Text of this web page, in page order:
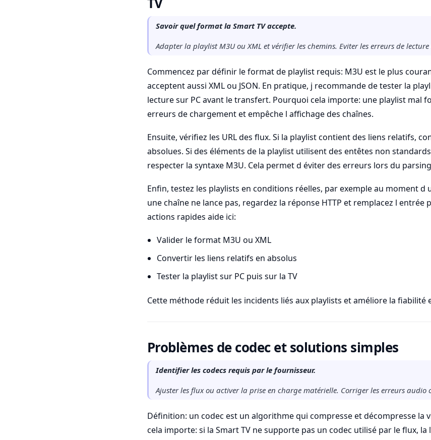
Savoir quel format la Smart TV accepte.
Adapter la playlist M3U ou XML et vérifier les chemins. Eviter les erreurs de
Commencez par définir le format de playlist requis: M3U est le plus
acceptent aussi XML ou JSON. En pratique, j recommande de tester la
lecture sur PC avant le transfert. Pourquoi cela importe: une playlist mal
erreurs de chargement et empêche l affichage des chaînes.
Ensuite, vérifiez les URL des flux. Si la playlist contient des liens relatifs,
absolues. Si des éléments de la playlist utilisent des entêtes non
respecter la syntaxe M3U. Cela permet d éviter des erreurs lors du
Enfin, testez les playlists en conditions réelles, par exemple au moment d
une chaîne ne lance pas, regardez la réponse HTTP et remplacez l entrée
actions rapides aide ici:
Valider le format M3U ou XML
Convertir les liens relatifs en absolus
Tester la playlist sur PC puis sur la TV
Cette méthode réduit les incidents liés aux playlists et améliore la fiabilité
Problèmes de codec et solutions simples
Identifier les codecs requis par le fournisseur.
Ajuster les flux ou activer la prise en charge matérielle. Corriger les erreurs audio
Définition: un codec est un algorithme qui compresse et décompresse la
cela importe: si la Smart TV ne supporte pas un codec utilisé par le flux,